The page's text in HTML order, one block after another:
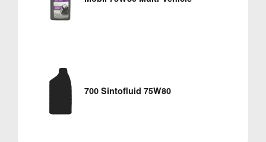
700 Sintofluid 75W80